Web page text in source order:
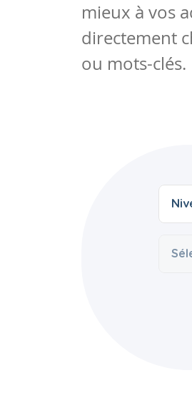
mieux à vos
directement
ou mots-clés.